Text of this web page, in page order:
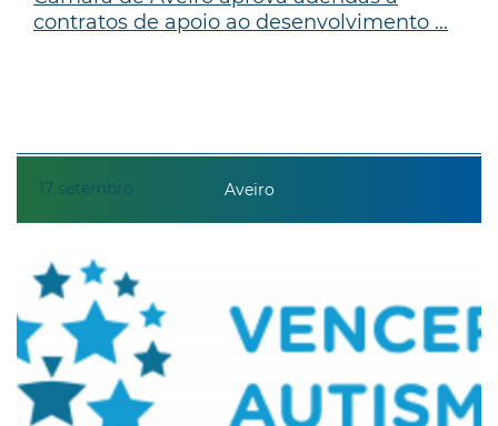
17 setembro
contratos de apoio ao desenvolvimento ...
Aveiro